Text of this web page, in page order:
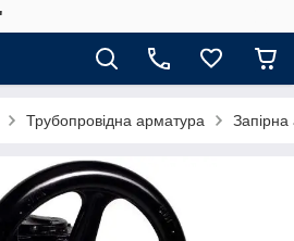
Трубопровідна арматура